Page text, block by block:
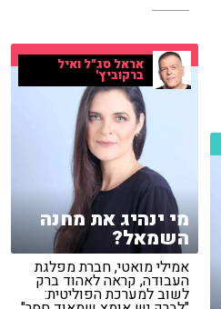
אראל סג"ל ואיל
ברקוביץ'
מי ינהיג את מחנה
השמאל?
אמילי מואטי, חברת מפלגת
העבודה, קראה לאהוד ברק
לשוב למערכת הפוליטית: